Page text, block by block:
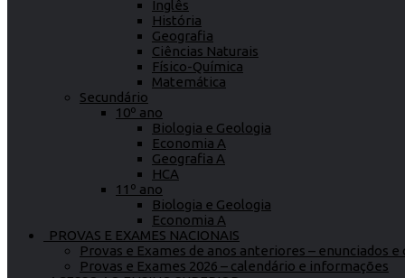
Inglês
História
Geografia
Ciências Naturais
Físico-Química
Matemática
Secundário
10º ano
Biologia e Geologia
Economia A
Geografia A
HCA
11º ano
Biologia e Geologia
Economia A
PROVAS E EXAMES NACIONAIS
Provas e Exames de anos anteriores – enunciados
Provas e Exames 2026 – calendário e informações